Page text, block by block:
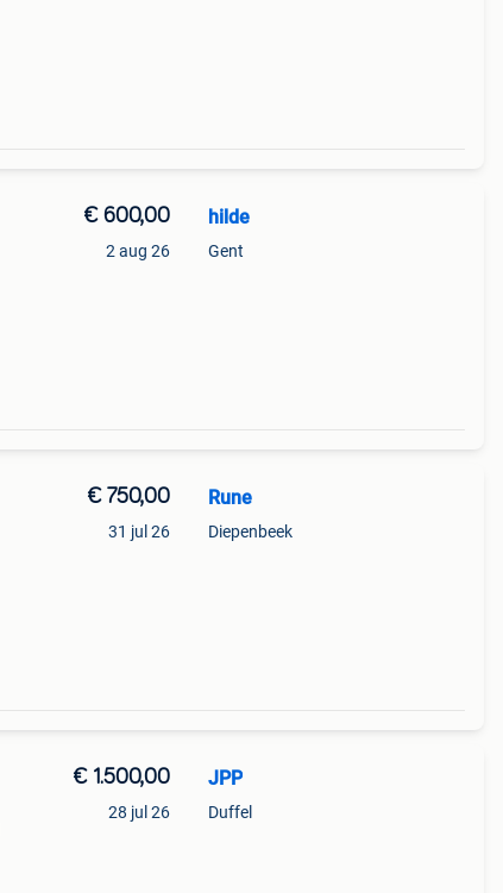
€ 600,00
2 aug 26
hilde
Gent
€ 750,00
31 jul 26
Rune
Diepenbeek
€ 1.500,00
28 jul 26
JPP
Duffel